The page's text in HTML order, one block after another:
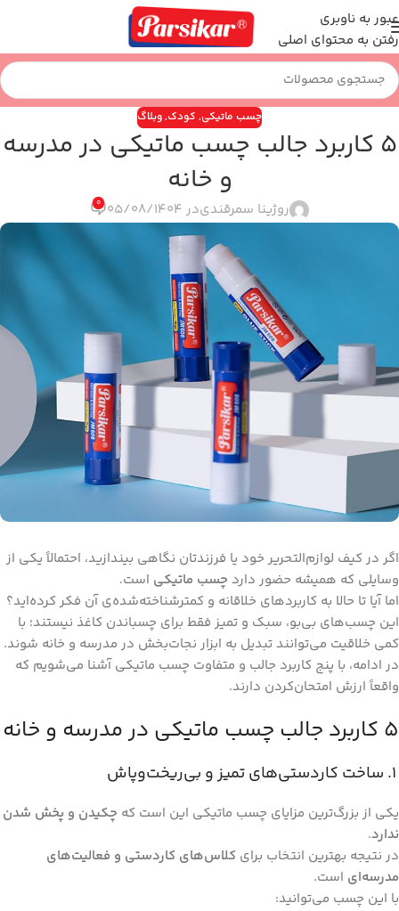
عبور به ناوبری
رفتن به محتوای اصلی
چسب ماتیکی, کودک,وبلاگ
5 کاربرد جالب چسب ماتیکی در مدرسه
و خانه
روژینا سمرقندیدر 05/08/1404 0
اگر در کیف لوازم‌التحریر خود یا فرزندتان نگاهی بیندازید، احتمالاً یکی از
وسایلی که همیشه حضور دارد چسب ماتیکی است.
اما آیا تا حالا به کاربردهای خلاقانه و کمترشناخته‌شده‌ی آن فکر کرده‌اید؟
این چسب‌های بی‌بو، سبک و تمیز فقط برای چسباندن کاغذ نیستند؛ با
کمی خلاقیت می‌توانند تبدیل به ابزار نجات‌بخش در مدرسه و خانه شوند.
در ادامه، با پنج کاربرد جالب و متفاوت چسب ماتیکی آشنا می‌شویم که
واقعاً ارزش امتحان‌کردن دارند.
۵ کاربرد جالب چسب ماتیکی در مدرسه و خانه
یکی از بزرگ‌ترین مزایای چسب ماتیکی این است که چکیدن و پخش شدن
ندارد.
در نتیجه بهترین انتخاب برای کلاس‌های کاردستی و فعالیت‌های
مدرسه‌ای است.
با این چسب می‌توانید: